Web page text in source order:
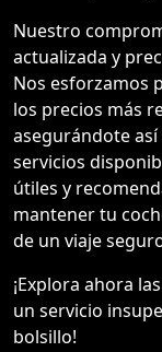
Nuestro
actualizada y
Nos esforzamos
los precios más
asegurándote así
servicios
útiles y
mantener tu
de un viaje
¡Explora ahora
un servicio
bolsillo!